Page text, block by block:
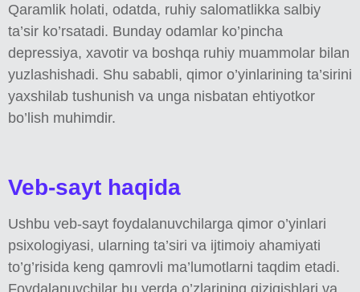
Qaramlik holati, odatda, ruhiy salomatlikka salbiy
ta’sir ko’rsatadi. Bunday odamlar ko’pincha
depressiya, xavotir va boshqa ruhiy muammolar bilan
yuzlashishadi. Shu sababli, qimor o’yinlarining ta’sirini
yaxshilab tushunish va unga nisbatan ehtiyotkor
bo’lish muhimdir.
Veb-sayt haqida
Ushbu veb-sayt foydalanuvchilarga qimor o’yinlari
psixologiyasi, ularning ta’siri va ijtimoiy ahamiyati
to’g’risida keng qamrovli ma’lumotlarni taqdim etadi.
Foydalanuvchilar bu yerda o’zlarining qiziqishlari va